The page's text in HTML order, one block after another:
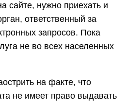
сайте, нужно приехать и
ответственный за
запросов. Пока
не во всех населенных
на факте, что
не имеет право выдавать